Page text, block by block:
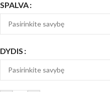
SPALVA
DYDIS